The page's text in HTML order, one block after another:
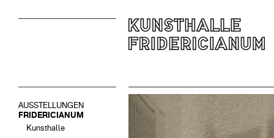
AUSSTELLUNGEN
FRIDERICIANUM
Kunsthalle